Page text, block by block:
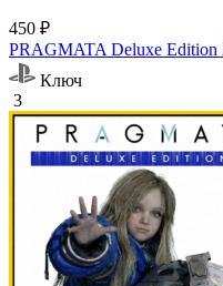
450 ₽
PRAGMATA Deluxe Edition
Ключ
3